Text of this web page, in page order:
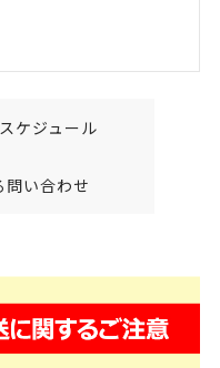
ケジュール
問い合わせ